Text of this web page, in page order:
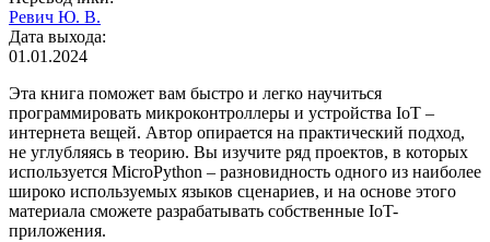
Ревич Ю. В.
Дата выхода:
01.01.2024
Эта книга поможет вам быстро и легко научиться
программировать микроконтроллеры и устройства IoT –
интернета вещей. Автор опирается на практический подход,
не углубляясь в теорию. Вы изучите ряд проектов, в которых
используется MicroPython – разновидность одного из наиболее
широко используемых языков сценариев, и на основе этого
материала сможете разрабатывать собственные IoT-
приложения.